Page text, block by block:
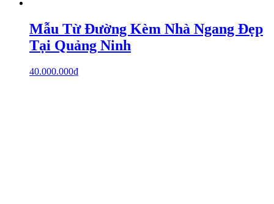
Mẫu Từ Đường Kèm Nhà Ngang Đẹp
Tại Quảng Ninh
40.000.000₫